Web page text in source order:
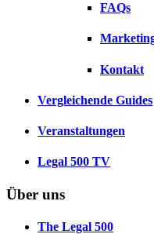
FAQs
Kontakt
Vergleichende Guides
Veranstaltungen
Legal 500 TV
Über uns
The Legal 500